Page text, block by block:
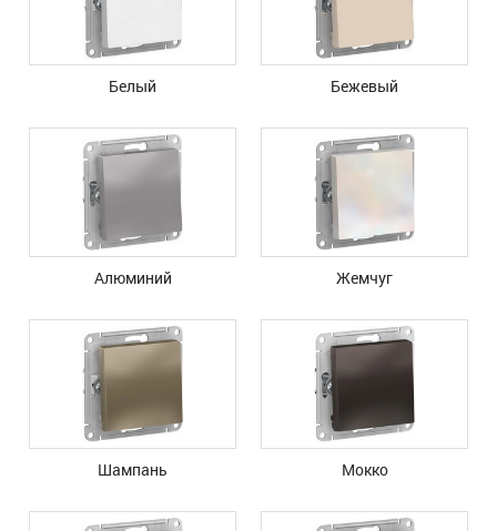
Белый Бежевый
Алюминий Жемчуг
Шампань Мокко